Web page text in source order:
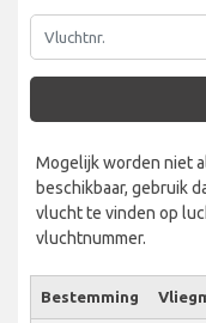
Mogelijk worden niet
beschikbaar, gebruik
vlucht te vinden op
vluchtnummer.
Bestemming